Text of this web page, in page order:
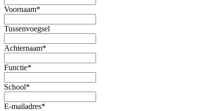
Voornaam*
Tussenvoegsel
Achternaam*
Functie*
School*
E-mailadres*